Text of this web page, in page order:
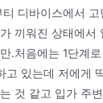
디바이스에서
끼워진 상태에서
.처음에는 1단계
고 있는데 저에게
것 같고 입가 주